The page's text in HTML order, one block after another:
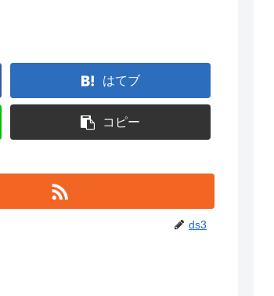
はてブ
コピー
ds3